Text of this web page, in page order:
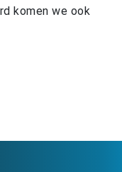
komen we ook